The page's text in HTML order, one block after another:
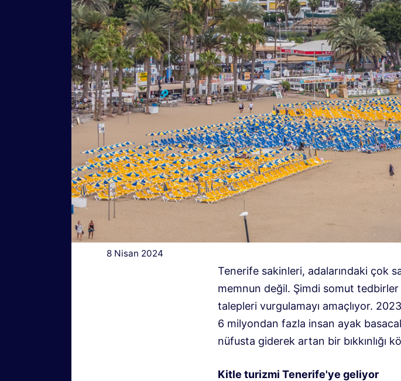
8 Nisan 2024
Tenerife sakinleri, adalarındaki çok
memnun değil. Şimdi somut
talepleri vurgulamayı amaçlıyor.
6 milyondan fazla insan ayak
nüfusta giderek artan bir bıkkınlığı
Kitle turizmi Tenerife'ye geliyor